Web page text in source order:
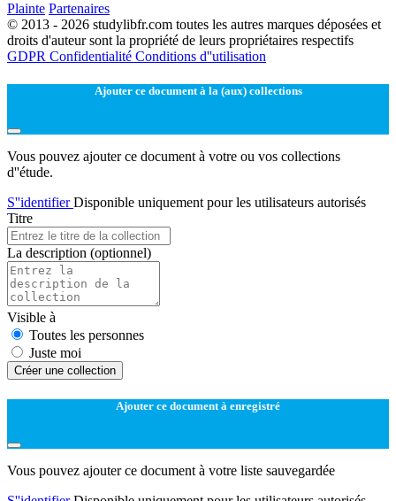
Plainte Partenaires
© 2013 - 2026 studylibfr.com toutes les autres marques déposées et
droits d'auteur sont la propriété de leurs propriétaires respectifs
GDPR Confidentialité Conditions d''utilisation
Ajouter ce document à la (aux) collections
Vous pouvez ajouter ce document à votre ou vos collections
d''étude.
S''identifierDisponible uniquement pour les utilisateurs autorisés
Titre
La description (optionnel)
Visible à
Toutes les personnes
Juste moi
Créer une collection
Ajouter ce document à enregistré
Vous pouvez ajouter ce document à votre liste sauvegardée